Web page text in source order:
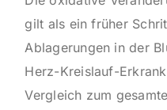
gilt als ein früher
Ablagerungen in der
Herz-Kreislauf-
Vergleich zum